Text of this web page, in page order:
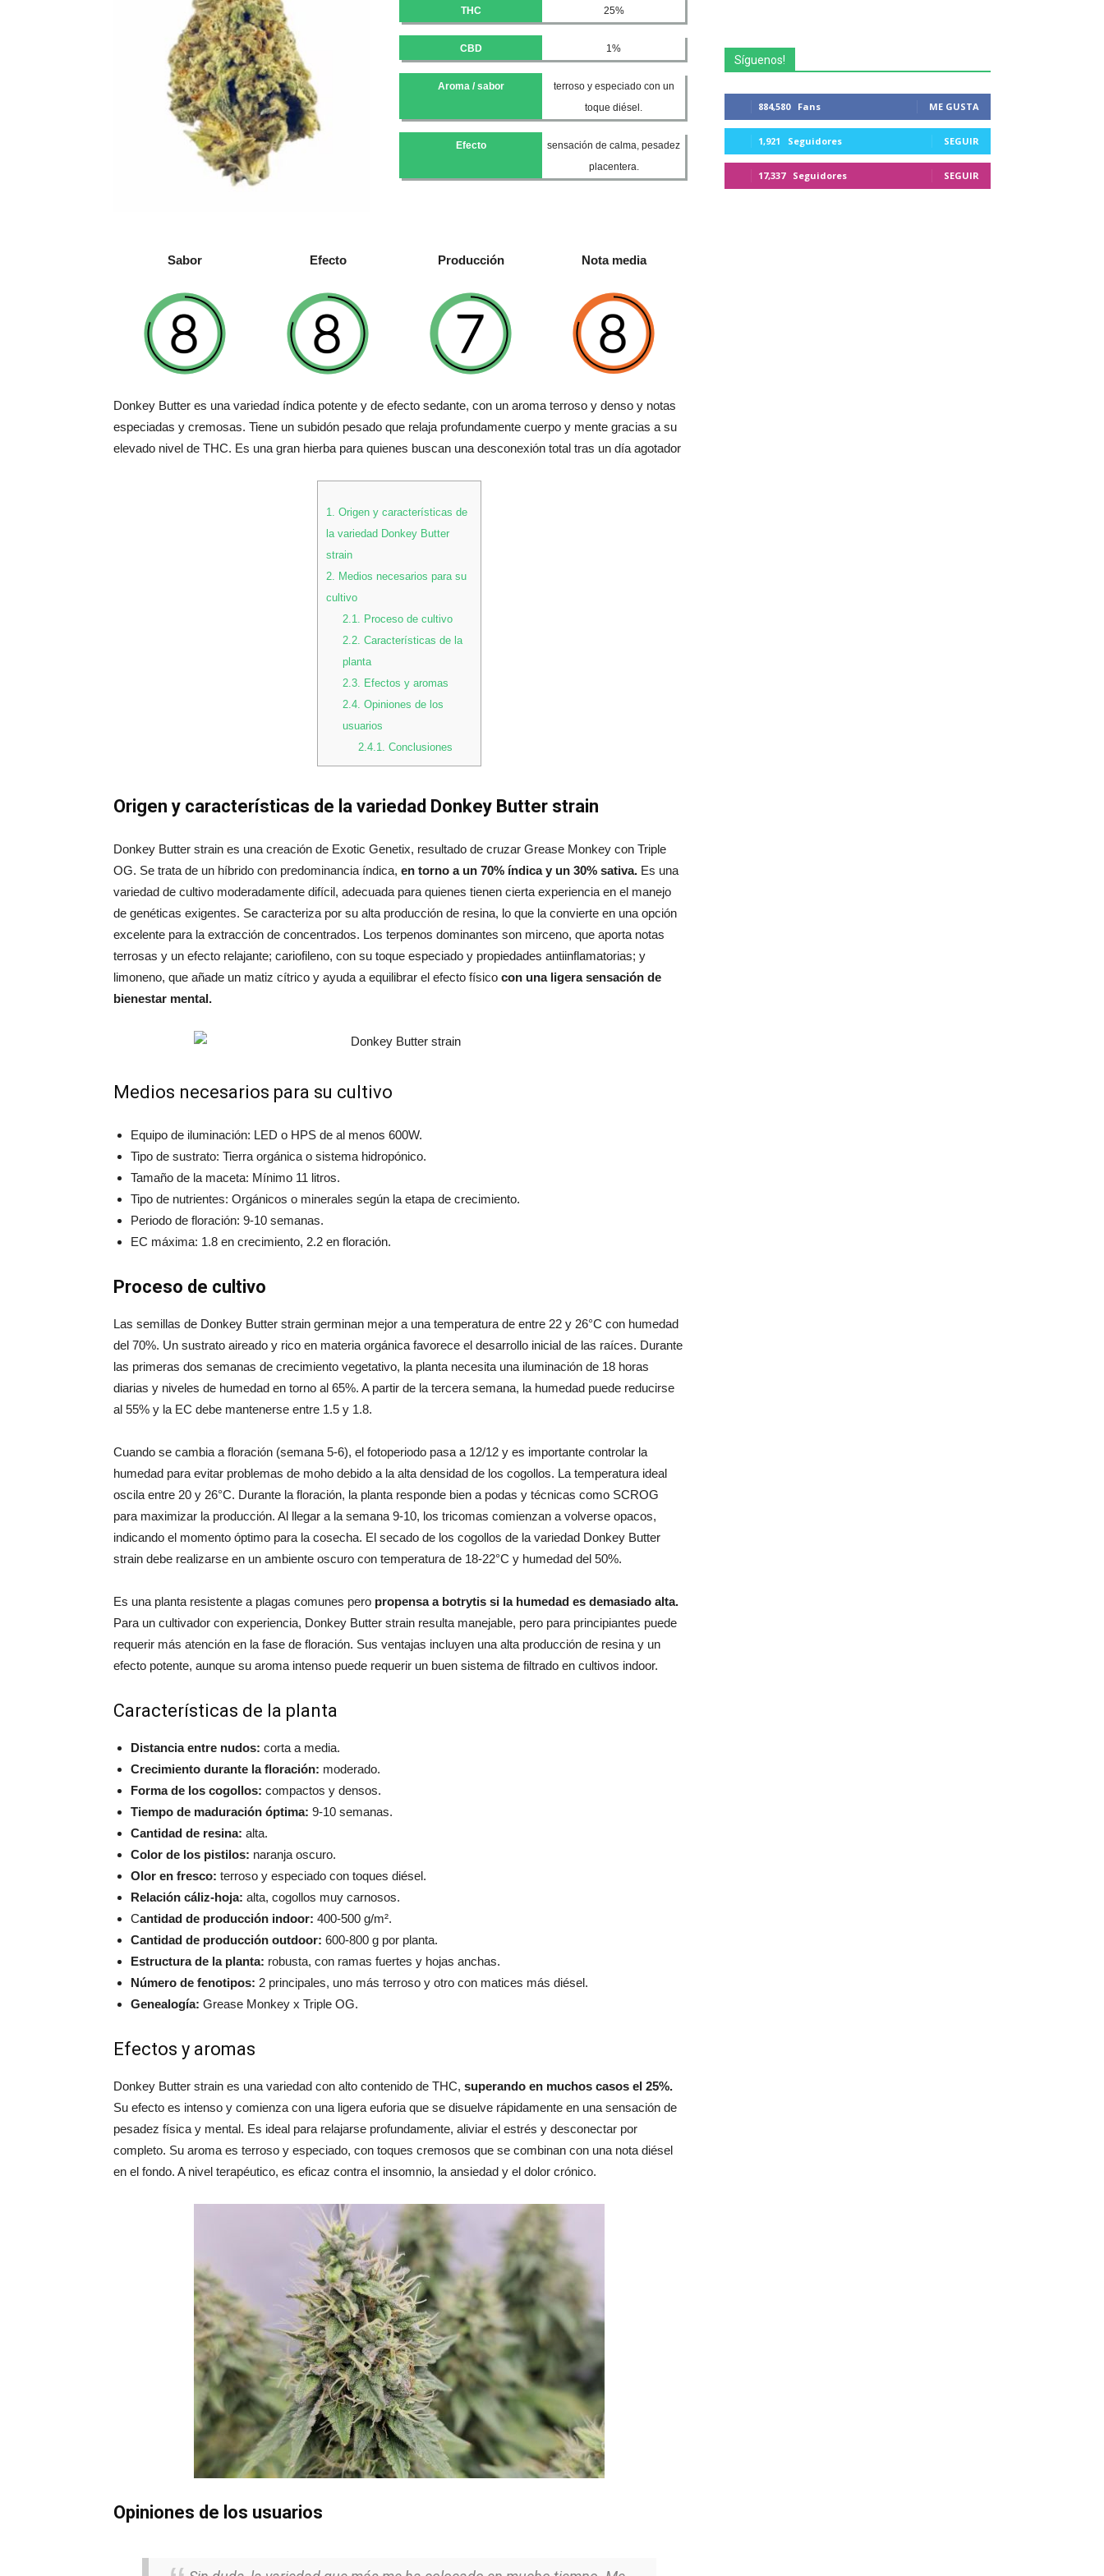
THC 25%
CBD 1%
Aroma / sabor
terroso y especiado con un
toque diésel.
Efecto
sensación de calma, pesadez
placentera.
Sabor Efecto Producción Nota media
Donkey Butter es una variedad índica potente y de efecto sedante, con un aroma terroso y denso y notas
especiadas y cremosas. Tiene un subidón pesado que relaja profundamente cuerpo y mente gracias a su
elevado nivel de THC. Es una gran hierba para quienes buscan una desconexión total tras un día agotador
1.
Origen y características de
la variedad Donkey Butter
strain
2. Medios necesarios para su
cultivo
2.1.
Proceso de cultivo
2.2. Características de la
planta
2.3. Efectos y aromas
2.4. Opiniones de los
usuarios
2.4.1.
Conclusiones
Origen y características de la variedad Donkey Butter strain
Donkey Butter strain es una creación de Exotic Genetix, resultado de cruzar Grease Monkey con Triple
OG. Se trata de un híbrido con predominancia índica, en torno a un 70% índica y un 30% sativa. Es una
variedad de cultivo moderadamente difícil, adecuada para quienes tienen cierta experiencia en el manejo
de genéticas exigentes. Se caracteriza por su alta producción de resina, lo que la convierte en una opción
excelente para la extracción de concentrados. Los terpenos dominantes son mirceno, que aporta notas
terrosas y un efecto relajante; cariofileno, con su toque especiado y propiedades antiinflamatorias; y
limoneno, que añade un matiz cítrico y ayuda a equilibrar el efecto físico con una ligera sensación de
bienestar mental.
Medios necesarios para su cultivo
Equipo de iluminación: LED o HPS de al menos 600W.
Tipo de sustrato: Tierra orgánica o sistema hidropónico.
Tamaño de la maceta: Mínimo 11 litros.
Tipo de nutrientes: Orgánicos o minerales según la etapa de crecimiento.
Periodo de floración: 9-10 semanas.
EC máxima: 1.8 en crecimiento, 2.2 en floración.
Proceso de cultivo
Las semillas de Donkey Butter strain germinan mejor a una temperatura de entre 22 y 26°C con humedad
del 70%. Un sustrato aireado y rico en materia orgánica favorece el desarrollo inicial de las raíces. Durante
las primeras dos semanas de crecimiento vegetativo, la planta necesita una iluminación de 18 horas
diarias y niveles de humedad en torno al 65%. A partir de la tercera semana, la humedad puede reducirse
al 55% y la EC debe mantenerse entre 1.5 y 1.8.
Cuando se cambia a floración (semana 5-6), el fotoperiodo pasa a 12/12 y es importante controlar la
humedad para evitar problemas de moho debido a la alta densidad de los cogollos. La temperatura ideal
oscila entre 20 y 26°C. Durante la floración, la planta responde bien a podas y técnicas como SCROG
para maximizar la producción. Al llegar a la semana 9-10, los tricomas comienzan a volverse opacos,
indicando el momento óptimo para la cosecha. El secado de los cogollos de la variedad Donkey Butter
strain debe realizarse en un ambiente oscuro con temperatura de 18-22°C y humedad del 50%.
Es una planta resistente a plagas comunes pero propensa a botrytis si la humedad es demasiado alta.
Para un cultivador con experiencia, Donkey Butter strain resulta manejable, pero para principiantes puede
requerir más atención en la fase de floración. Sus ventajas incluyen una alta producción de resina y un
efecto potente, aunque su aroma intenso puede requerir un buen sistema de filtrado en cultivos indoor.
Características de la planta
Distancia entre nudos: corta a media.
Crecimiento durante la floración: moderado.
Forma de los cogollos: compactos y densos.
Tiempo de maduración óptima: 9-10 semanas.
Cantidad de resina: alta.
Color de los pistilos: naranja oscuro.
Olor en fresco: terroso y especiado con toques diésel.
Relación cáliz-hoja: alta, cogollos muy carnosos.
Cantidad de producción indoor: 400-500 g/m².
Cantidad de producción outdoor: 600-800 g por planta.
Estructura de la planta: robusta, con ramas fuertes y hojas anchas.
Número de fenotipos: 2 principales, uno más terroso y otro con matices más diésel.
Genealogía: Grease Monkey x Triple OG.
Efectos y aromas
Donkey Butter strain es una variedad con alto contenido de THC, superando en muchos casos el 25%.
Su efecto es intenso y comienza con una ligera euforia que se disuelve rápidamente en una sensación de
pesadez física y mental. Es ideal para relajarse profundamente, aliviar el estrés y desconectar por
completo. Su aroma es terroso y especiado, con toques cremosos que se combinan con una nota diésel
en el fondo. A nivel terapéutico, es eficaz contra el insomnio, la ansiedad y el dolor crónico.
Opiniones de los usuarios
Síguenos!
884,580 Fans ME GUSTA
1,921 Seguidores SEGUIR
17,337 Seguidores SEGUIR